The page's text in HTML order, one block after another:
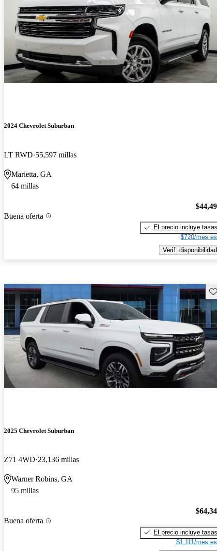
2024 Chevrolet Suburban
LT RWD 55,597 millas
Marietta, GA
64 millas
Buena oferta
El precio incluye tasas
$720/mes
Verif. disponibilidad
2025 Chevrolet Suburban
Z71 4WD 23,136 millas
Warner Robins, GA
95 millas
Buena oferta
El precio incluye tasas
$1,111/mes